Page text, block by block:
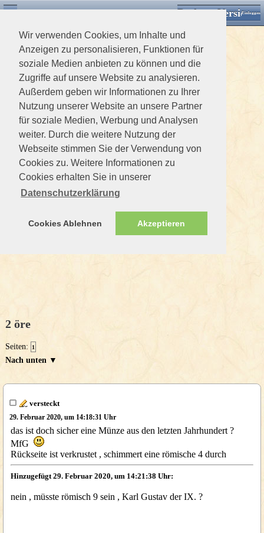
Wir verwenden Cookies, um Inhalte und
Anzeigen zu personalisieren, Funktionen für
soziale Medien anbieten zu können und die
Zugriffe auf unsere Website zu analysieren.
Außerdem geben wir Informationen zu Ihrer
Nutzung unserer Website an unsere Partner
für soziale Medien, Werbung und Analysen
weiter. Durch die weitere Nutzung der
Webseite stimmen Sie der Verwendung von
Cookies zu. Weitere Informationen zu
Cookies erhalten Sie in unserer
Datenschutzerklärung
Cookies Ablehnen Akzeptieren
Desktop VersionEinloggen
2 öre
Seiten: 1
Nach unten ▼
versteckt
29. Februar 2020, um 14:18:31 Uhr
das ist doch sicher eine Münze aus den letzten Jahrhundert ?
MfG
Rückseite ist verkrustet , schimmert eine römische 4 durch
Hinzugefügt 29. Februar 2020, um 14:21:38 Uhr:
nein , müsste römisch 9 sein , Karl Gustav der IX. ?